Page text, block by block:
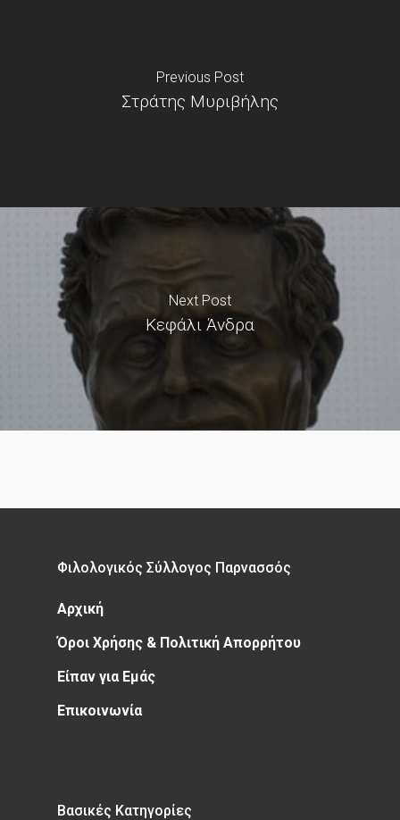
Previous Post
Στράτης Μυριβήλης
Next Post
Κεφάλι Άνδρα
Φιλολογικός Σύλλογος Παρνασσός
Αρχική
Όροι Χρήσης & Πολιτική Απορρήτου
Είπαν για Εμάς
Επικοινωνία
Βασικές Κατηγορίες